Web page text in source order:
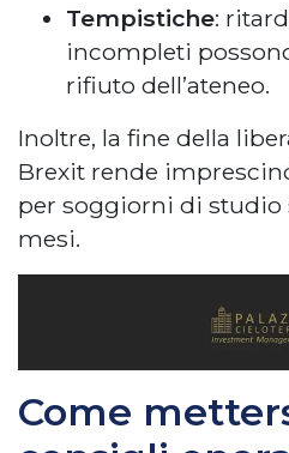
Tempistiche:
incompleti
rifiuto dell’ateneo.
Inoltre, la fine della
Brexit rende
per soggiorni di studio
mesi.
Come